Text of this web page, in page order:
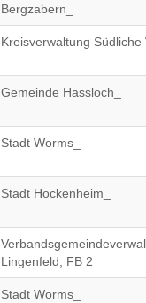
Bergzabern_
Kreisverwaltung Südliche
Gemeinde Hassloch_
Stadt Worms_
Stadt Hockenheim_
Lingenfeld, FB 2_
Stadt Worms_